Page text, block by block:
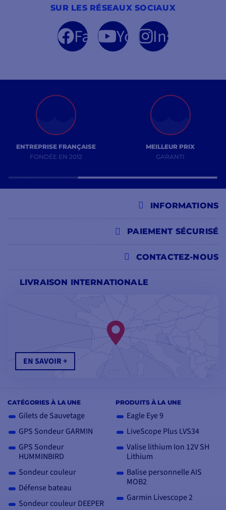
SUR LES RÉSEAUX SOCIAUX
FacebookYouTubeInstagram
ENTREPRISE FRANÇAISE
FONDÉE EN 2012
MEILLEUR PRIX
GARANTI
INFORMATIONS
CATÉGORIES À LA UNE
Gilets de Sauvetage
GPS Sondeur GARMIN
GPS Sondeur
HUMMINBIRD
Sondeur couleur
Défense bateau
Sondeur couleur DEEPER
PRODUITS À LA UNE
Eagle Eye 9
LiveScope Plus LVS34
Valise lithium Ion 12V SH
Lithium
Balise personnelle AIS
MOB2
Garmin Livescope 2
LIVRAISON INTERNATIONALE
EN SAVOIR +
CONTACTEZ-NOUS
PAIEMENT SÉCURISÉ